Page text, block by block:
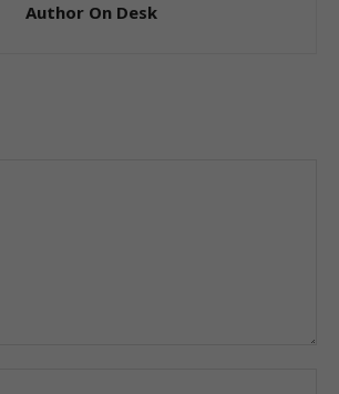
Author On Desk